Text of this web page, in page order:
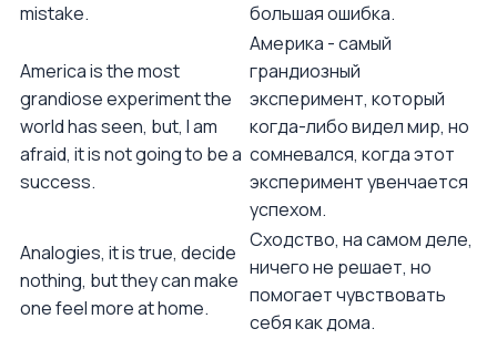
mistake.
большая ошибка.
America is the most
grandiose experiment the
world has seen, but, I am
afraid, it is not going to be a
success.
Америка - самый
грандиозный
эксперимент, который
когда-либо видел мир, но
сомневался, когда этот
эксперимент увенчается
успехом.
Analogies, it is true, decide
nothing, but they can make
one feel more at home.
Сходство, на самом деле,
ничего не решает, но
помогает чувствовать
себя как дома.